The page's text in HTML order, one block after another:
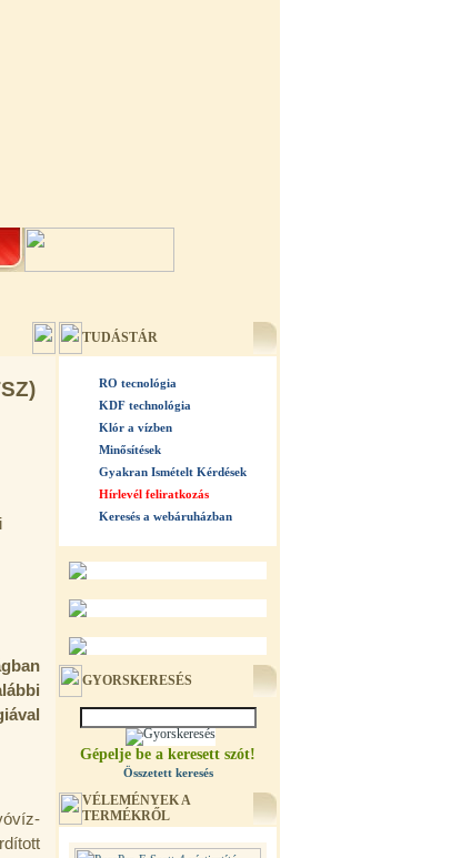
TUDÁSTÁR
RO tecnológia
KDF technológia
Klór a vízben
Minősítések
Gyakran Ismételt Kérdések
Hírlevél feliratkozás
Keresés a webáruházban
GYORSKERESÉS
Gépelje be a keresett szót!
Összetett keresés
VÉLEMÉNYEK A
TERMÉKRŐL